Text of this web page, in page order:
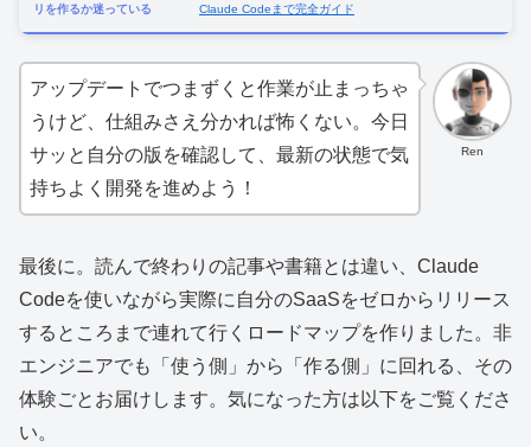
リを作るか迷っている
Claude Codeまで完全ガイド
Ren
アップデートでつまずくと作業が止まっちゃ
うけど、仕組みさえ分かれば怖くない。今日
サッと自分の版を確認して、最新の状態で気
持ちよく開発を進めよう！
最後に。読んで終わりの記事や書籍とは違い、Claude
Codeを使いながら実際に自分のSaaSをゼロからリリース
するところまで連れて行くロードマップを作りました。非
エンジニアでも「使う側」から「作る側」に回れる、その
体験ごとお届けします。気になった方は以下をご覧くださ
い。